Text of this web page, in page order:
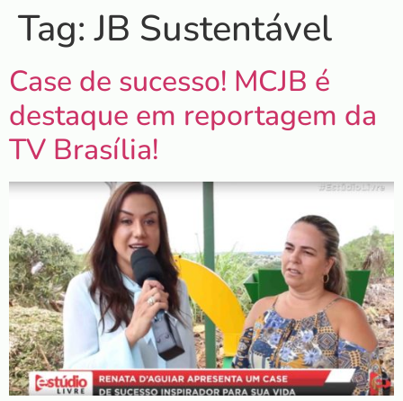
Tag:JB Sustentável
Case de sucesso! MCJB é
destaque em reportagem da
TV Brasília!